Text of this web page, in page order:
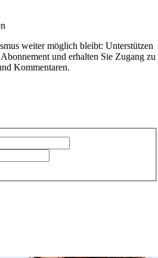
weiter möglich bleibt: Unterstützen
und erhalten Sie Zugang zu
Kommentaren.